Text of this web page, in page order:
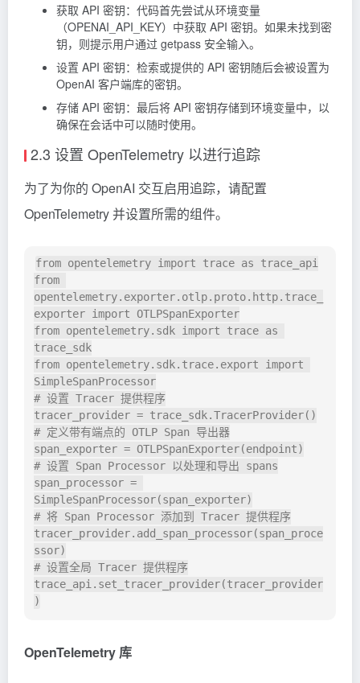
获取 API 密钥：代码首先尝试从环境变量
（OPENAI_API_KEY）中获取 API 密钥。如果未找到密
钥，则提示用户通过 getpass 安全输入。
设置 API 密钥：检索或提供的 API 密钥随后会被设置为
OpenAI 客户端库的密钥。
存储 API 密钥：最后将 API 密钥存储到环境变量中，以
确保在会话中可以随时使用。
2.3 设置 OpenTelemetry 以进行追踪
为了为你的 OpenAI 交互启用追踪，请配置
OpenTelemetry 并设置所需的组件。
from opentelemetry import trace as trace_api
from
opentelemetry.exporter.otlp.proto.http.trace_
exporter import OTLPSpanExporter
from opentelemetry.sdk import trace as
trace_sdk
from opentelemetry.sdk.trace.export import
SimpleSpanProcessor
# 设置 Tracer 提供程序
tracer_provider = trace_sdk.TracerProvider()
# 定义带有端点的 OTLP Span 导出器
span_exporter = OTLPSpanExporter(endpoint)
# 设置 Span Processor 以处理和导出 spans
span_processor =
SimpleSpanProcessor(span_exporter)
# 将 Span Processor 添加到 Tracer 提供程序
tracer_provider.add_span_processor(span_proce
ssor)
# 设置全局 Tracer 提供程序
trace_api.set_tracer_provider(tracer_provider
OpenTelemetry 库